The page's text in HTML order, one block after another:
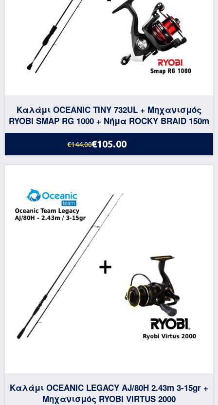
Καλάμι OCEANIC TINY 732UL + Μηχανισμός
RYOBI SMAP RG 1000 + Νήμα ROCKY BRAID 150m
€144.00€105.00
Καλάμι OCEANIC LEGACY AJ/80H 2.43m 3-15gr +
Μηχανισμός RYOBI VIRTUS 2000